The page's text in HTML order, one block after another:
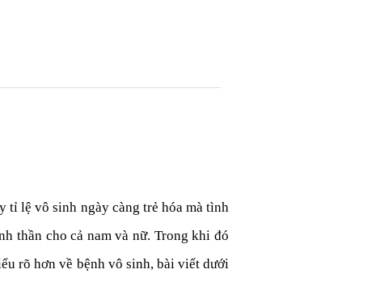
tỉ lệ vô sinh ngày càng trẻ hóa mà tình
thần cho cả nam và nữ. Trong khi đó
rõ hơn về bệnh vô sinh, bài viết dưới